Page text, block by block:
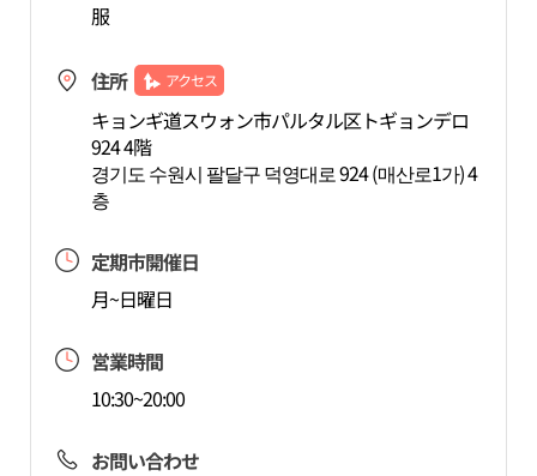
服
住所 アクセス
キョンギ道スウォン市パルタル区トギョンデロ
924 4階
경기도 수원시 팔달구 덕영대로 924 (매산로1가) 4
층
定期市開催日
月~日曜日
営業時間
10:30~20:00
お問い合わせ